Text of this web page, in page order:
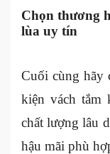
Chọn thương
lùa uy tín
Cuối cùng hãy
kiện vách
chất lượng lâu
hậu mãi phù